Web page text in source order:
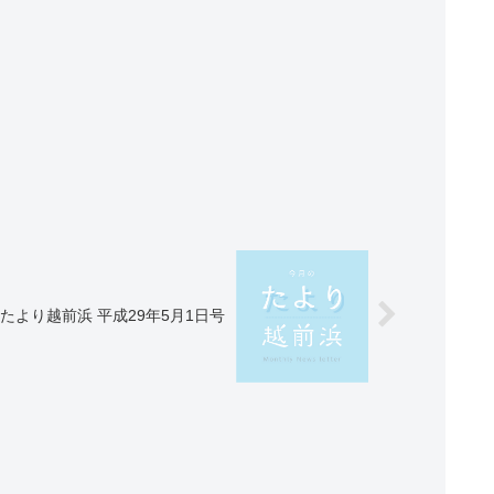
たより越前浜 平成29年5月1日号